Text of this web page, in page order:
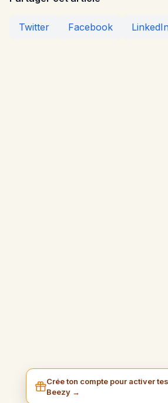
Twitter Facebook
Crée ton compte pour activer
Beezy →